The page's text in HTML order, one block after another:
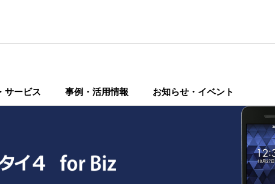
サービス 事例・活用情報 お知らせ・イベント